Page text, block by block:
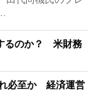
るのか？ 米財務
必至か 経済運営